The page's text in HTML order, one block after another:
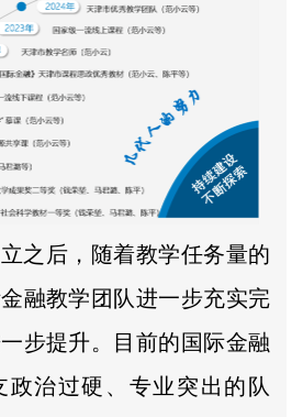
之后，随着教学任务量的
融教学团队进一步充实完
步提升。目前的国际金融
政治过硬、专业突出的队